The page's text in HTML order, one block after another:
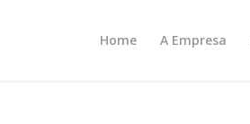
Home A Empresa